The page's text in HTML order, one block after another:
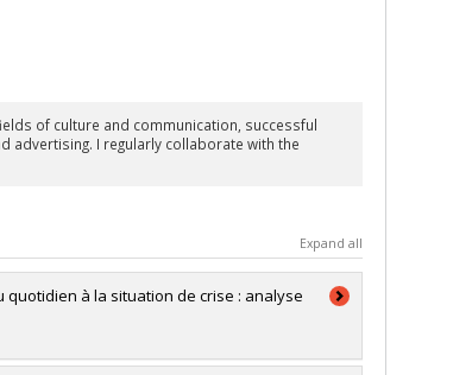
of culture and communication, successful
advertising. I regularly collaborate with the
Expand all
à la situation de crise : analyse